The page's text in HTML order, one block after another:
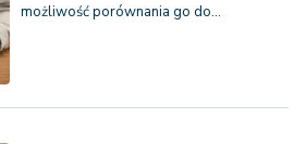
możliwość porównania go do…